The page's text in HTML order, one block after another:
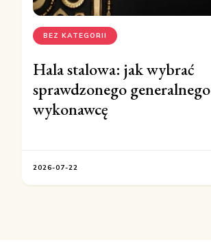
BEZ KATEGORII
Hala stalowa: jak wybrać
sprawdzonego generalnego
wykonawcę
2026-07-22